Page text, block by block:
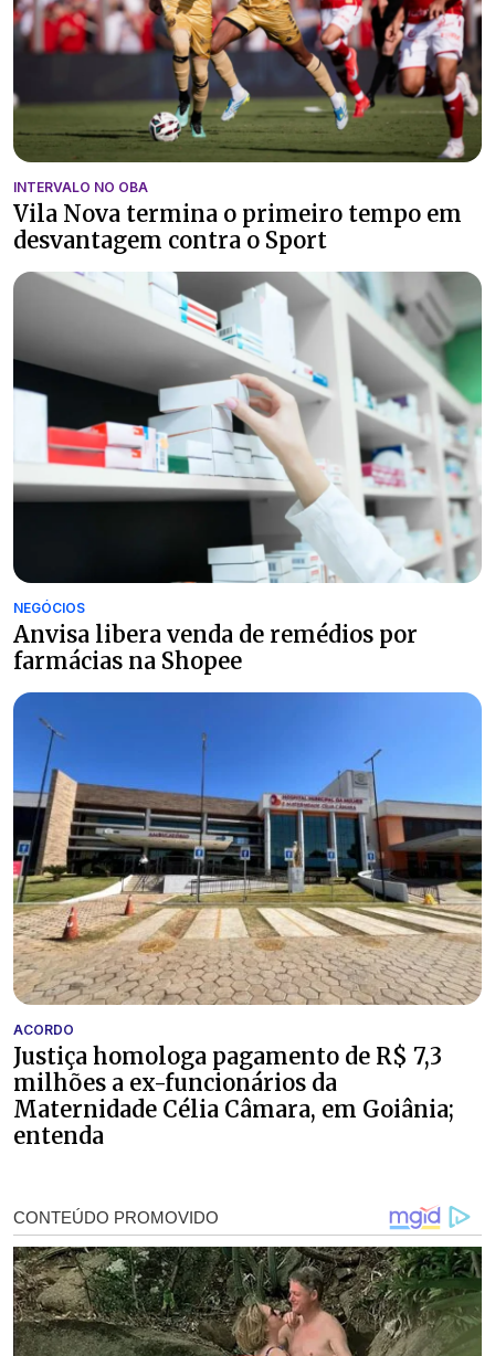
INTERVALO NO OBA
Vila Nova termina o primeiro tempo em
desvantagem contra o Sport
NEGÓCIOS
Anvisa libera venda de remédios por
farmácias na Shopee
ACORDO
Justiça homologa pagamento de R$ 7,3
milhões a ex-funcionários da
Maternidade Célia Câmara, em Goiânia;
entenda